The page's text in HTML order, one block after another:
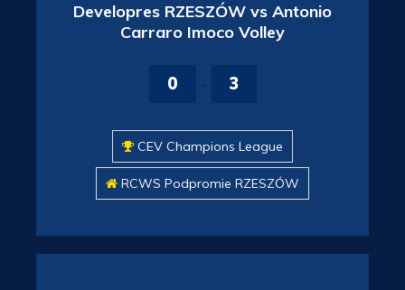
Developres RZESZÓW vs Antonio
Carraro Imoco Volley
0 3
CEV Champions League
RCWS Podpromie RZESZÓW